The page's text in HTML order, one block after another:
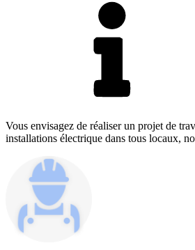
Vous envisagez de réaliser un projet de
installations électrique dans tous locaux,